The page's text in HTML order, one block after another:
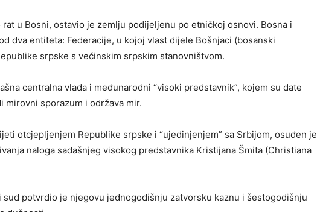
rat u Bosni, ostavio je zemlju podijeljenu po etničkoj osnovi. Bosna i
dva entiteta: Federacije, u kojoj vlast dijele Bošnjaci (bosanski
srpske s većinskim srpskim stanovništvom.
centralna vlada i međunarodni “visoki predstavnik”, kojem su date
mirovni sporazum i održava mir.
otcjepljenjem Republike srpske i “ujedinjenjem” sa Srbijom, osuđen je
naloga sadašnjeg visokog predstavnika Kristijana Šmita (Christiana
sud potvrdio je njegovu jednogodišnju zatvorsku kaznu i šestogodišnju